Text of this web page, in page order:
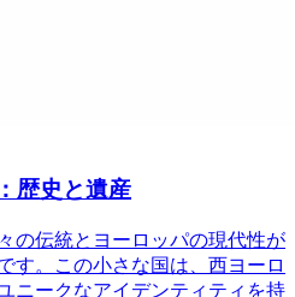
歴史と遺産
の伝統とヨーロッパの現代性が
す。この小さな国は、西ヨーロ
ニークなアイデンティティを持